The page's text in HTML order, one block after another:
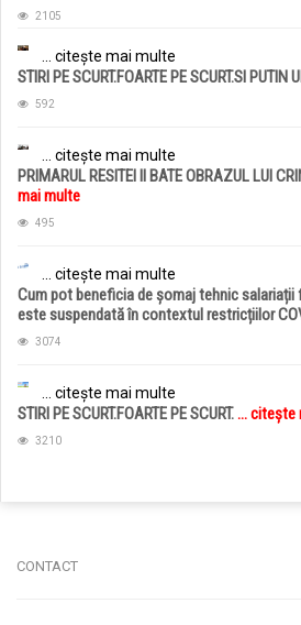
2105
... citește mai multe
STIRI PE SCURT.FOARTE PE SCURT.SI PUTIN
592
... citește mai multe
PRIMARUL RESITEI II BATE OBRAZUL LUI
mai multe
495
... citește mai multe
Cum pot beneficia de șomaj tehnic
este suspendată în contextul restricțiilor
3074
... citește mai multe
STIRI PE SCURT.FOARTE PE SCURT.... citește
3210
CONTACT